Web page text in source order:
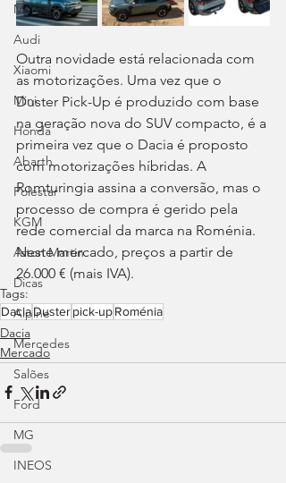
Mercado
Audi
Xiaomi
Mini
Honda
Abarth
Polestar
KGM
Aston Martin
Dicas
Alpine
Mercedes
Salões
Ford
MG
INEOS
Outra novidade está relacionada com
as motorizações. Uma vez que o
Duster Pick-Up é produzido com base
na geração nova do SUV compacto, é a
primeira vez que o Dacia é proposto
com motorizações híbridas. A
Romturingia assina a conversão, mas o
processo de compra é gerido pela
rede comercial da marca na Roménia.
Neste mercado, preços a partir de
26.000 € (mais IVA).
Tags:
DaciaDusterpick-upRoménia
Dacia
Mercado